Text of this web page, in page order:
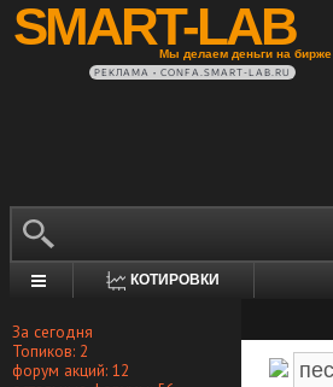
SMART-LAB
Мы делаем деньги на бирже
РЕКЛАМА • CONFA.SMART-LAB.RU
КОТИРОВКИ
За сегодня
Топиков: 2
форум акций: 12